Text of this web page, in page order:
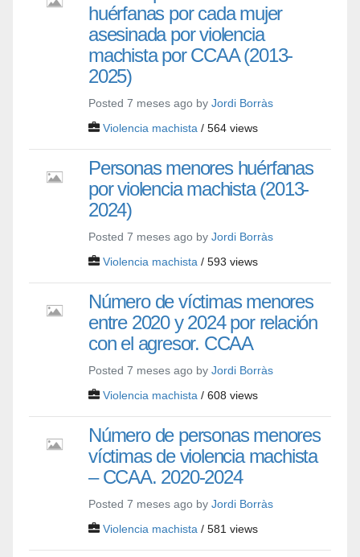
huérfanas por cada mujer
asesinada por violencia
machista por CCAA (2013-
2025)
Posted 7 meses ago by Jordi Borràs
Violencia machista / 564 views
Personas menores huérfanas
por violencia machista (2013-
2024)
Posted 7 meses ago by Jordi Borràs
Violencia machista / 593 views
Número de víctimas menores
entre 2020 y 2024 por relación
con el agresor. CCAA
Posted 7 meses ago by Jordi Borràs
Violencia machista / 608 views
Número de personas menores
víctimas de violencia machista
– CCAA. 2020-2024
Posted 7 meses ago by Jordi Borràs
Violencia machista / 581 views